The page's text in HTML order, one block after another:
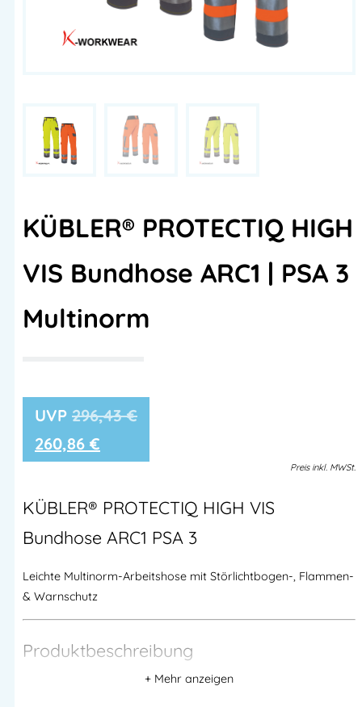
KÜBLER® PROTECTIQ HIGH
VIS Bundhose ARC1 | PSA 3
Multinorm
296,43€
260,86 €
Preis inkl. MWSt.
KÜBLER® PROTECTIQ HIGH VIS
Bundhose ARC1 PSA 3
Leichte Multinorm-Arbeitshose mit Störlichtbogen-, Flammen-
& Warnschutz
Produktbeschreibung
KÜBLER® PROTECTIQ HIGH VIS Bundhose ARC1 PSA 3